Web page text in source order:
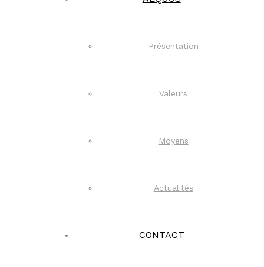
Présentation
Valeurs
Moyens
Actualités
CONTACT